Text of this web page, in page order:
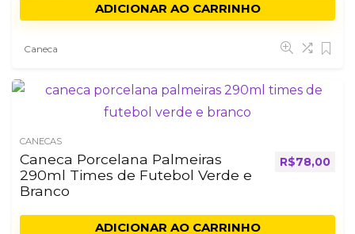
ADICIONAR AO CARRINHO
Caneca
CANECAS
Caneca Porcelana Palmeiras
290ml Times de Futebol Verde e
Branco
R$78,00
ADICIONAR AO CARRINHO